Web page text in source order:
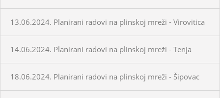
13.06.2024. Planirani radovi na plinskoj mreži - Virovitica
14.06.2024. Planirani radovi na plinskoj mreži - Tenja
18.06.2024. Planirani radovi na plinskoj mreži - Šipovac